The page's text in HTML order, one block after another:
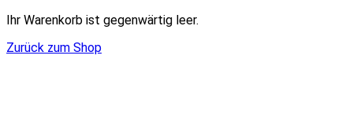
Ihr Warenkorb ist gegenwärtig leer.
Zurück zum Shop